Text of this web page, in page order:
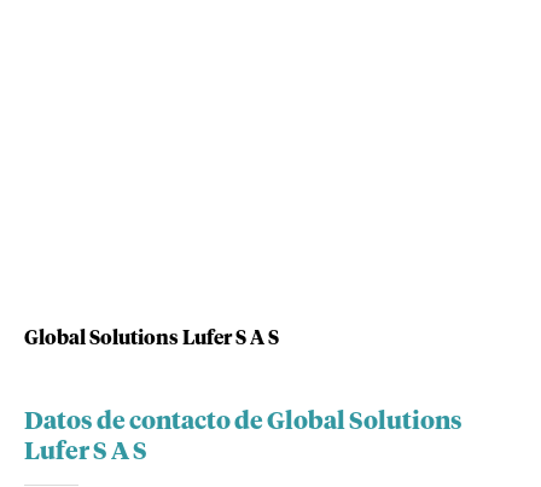
Global Solutions Lufer S A S
Datos de contacto de Global Solutions
Lufer S A S